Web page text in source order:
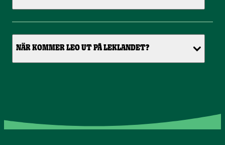
NÄR KOMMER LEO UT PÅ LEKLANDET?